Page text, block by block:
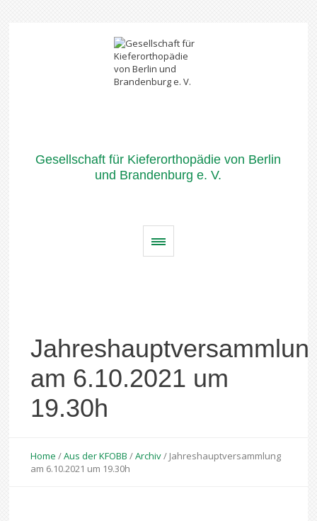
Gesellschaft für Kieferorthopädie von Berlin
und Brandenburg e. V.
am 6.10.2021 um
19.30h
Home /Aus der KFOBB /Archiv/ Jahreshauptversammlung
am 6.10.2021 um 19.30h